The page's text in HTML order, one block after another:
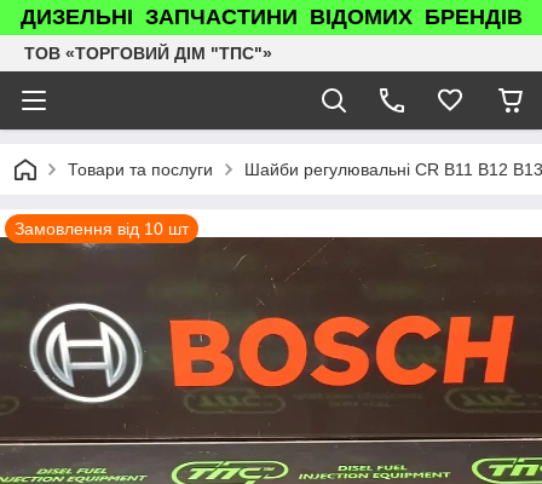
ДИЗЕЛЬНІ ЗАПЧАСТИНИ ВІДОМИХ БРЕНДІВ
ТОВ «ТОРГОВИЙ ДІМ "ТПС"»
Товари та послуги Шайби регулювальні CR B11 B12
Замовлення від 10 шт